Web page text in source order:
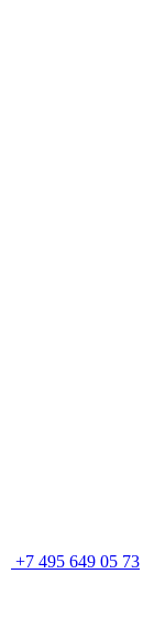
+7 495 649 05 73